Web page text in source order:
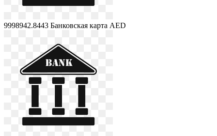
9998942.8443 Банковская карта AED